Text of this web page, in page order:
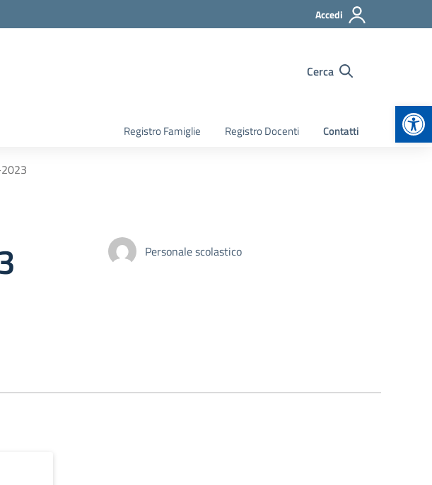
Accedi
Cerca
Registro Famiglie Registro Docenti Contatti
Personale scolastico